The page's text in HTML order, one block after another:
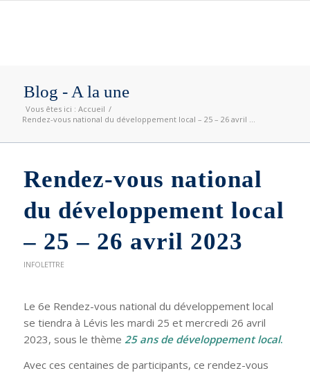
Blog - A la une
Vous êtes ici : Accueil /
Rendez-vous national du développement local – 25 – 26 avril ...
Rendez-vous national
du développement local
– 25 – 26 avril 2023
INFOLETTRE
Le 6e Rendez-vous national du développement local
se tiendra à Lévis les mardi 25 et mercredi 26 avril
2023, sous le thème 25 ans de développement local.
Avec ces centaines de participants, ce rendez-vous